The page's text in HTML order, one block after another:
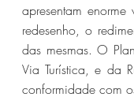
apresentam
redesenho, o
das mesmas. O
Via Turística, e da
conformidade com